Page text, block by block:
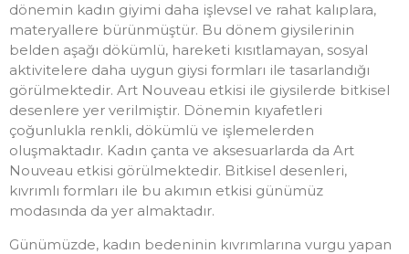
dönemin kadın giyimi daha işlevsel ve rahat kalıplara,
materyallere bürünmüştür. Bu dönem giysilerinin
belden aşağı dökümlü, hareketi kısıtlamayan, sosyal
aktivitelere daha uygun giysi formları ile tasarlandığı
görülmektedir. Art Nouveau etkisi ile giysilerde bitkisel
desenlere yer verilmiştir. Dönemin kıyafetleri
çoğunlukla renkli, dökümlü ve işlemelerden
oluşmaktadır. Kadın çanta ve aksesuarlarda da Art
Nouveau etkisi görülmektedir. Bitkisel desenleri,
kıvrımlı formları ile bu akımın etkisi günümüz
modasında da yer almaktadır.
Günümüzde, kadın bedeninin kıvrımlarına vurgu yapan